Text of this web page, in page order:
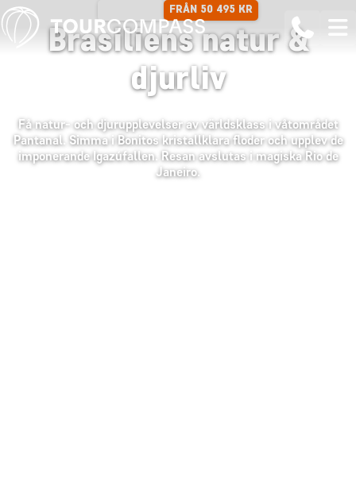
FRÅN 50 495 KR
Brasiliens natur &
djurliv
Få natur- och djurupplevelser av världsklass i våtområdet
Pantanal. Simma i Bonitos kristallklara floder och upplev de
imponerande Igazúfallen. Resan avslutas i magiska Rio de
Janeiro.